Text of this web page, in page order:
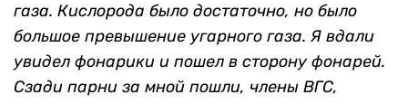
газа. Кислорода было достаточно, но было
большое превышение угарного газа. Я вдали
увидел фонарики и пошел в сторону фонарей.
Сзади парни за мной пошли, члены ВГС,